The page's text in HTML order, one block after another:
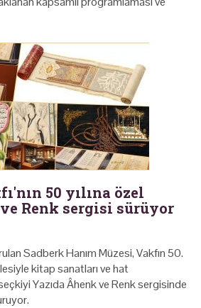
50 yılına özel
Renk sergisi sürüyor
Sadberk Hanım Müzesi, Vakfın 50.
kitap sanatları ve hat
Yazıda Âhenk ve Renk sergisinde